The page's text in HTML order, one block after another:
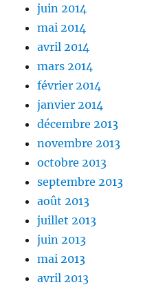
juin 2014
mai 2014
avril 2014
mars 2014
février 2014
janvier 2014
décembre 2013
novembre 2013
octobre 2013
septembre 2013
août 2013
juillet 2013
juin 2013
mai 2013
avril 2013